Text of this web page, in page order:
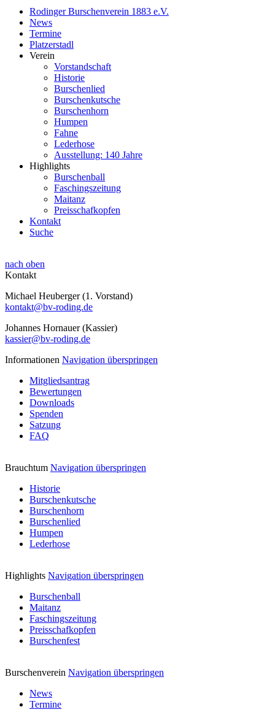
Rodinger Burschenverein 1883 e.V.
News
Termine
Platzerstadl
Verein
Vorstandschaft
Historie
Burschenlied
Burschenkutsche
Burschenhorn
Humpen
Fahne
Lederhose
Ausstellung: 140 Jahre
Highlights
Burschenball
Faschingszeitung
Maitanz
Preisschafkopfen
Kontakt
Suche
nach oben
Kontakt
Michael Heuberger (1. Vorstand)
kontakt@bv-roding.de
Johannes Hornauer (Kassier)
kassier@bv-roding.de
Informationen Navigation überspringen
Mitgliedsantrag
Bewertungen
Downloads
Spenden
Satzung
FAQ
Brauchtum Navigation überspringen
Historie
Burschenkutsche
Burschenhorn
Burschenlied
Humpen
Lederhose
Highlights Navigation überspringen
Burschenball
Maitanz
Faschingszeitung
Preisschafkopfen
Burschenfest
Burschenverein Navigation überspringen
News
Termine